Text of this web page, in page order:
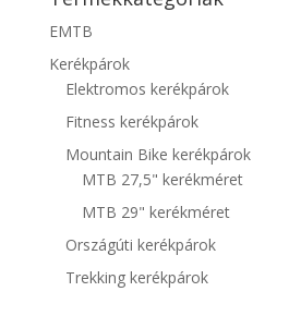
EMTB
Kerékpárok
Elektromos kerékpárok
Fitness kerékpárok
Mountain Bike kerékpárok
MTB 27,5" kerékméret
MTB 29" kerékméret
Országúti kerékpárok
Trekking kerékpárok